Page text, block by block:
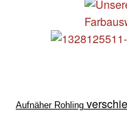
Aufnäher Rohling